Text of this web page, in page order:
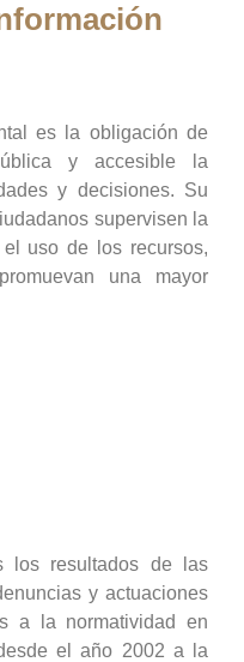
es la obligación de
y accesible la
y decisiones. Su
supervisen la
uso de los recursos,
una mayor
los resultados de las
y actuaciones
a la normatividad en
el año 2002 a la